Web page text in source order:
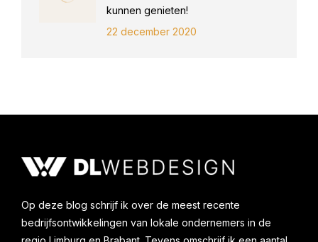
kunnen genieten!
22 december 2020
Op deze blog schrijf ik over de meest recente
bedrijfsontwikkelingen van lokale ondernemers in de